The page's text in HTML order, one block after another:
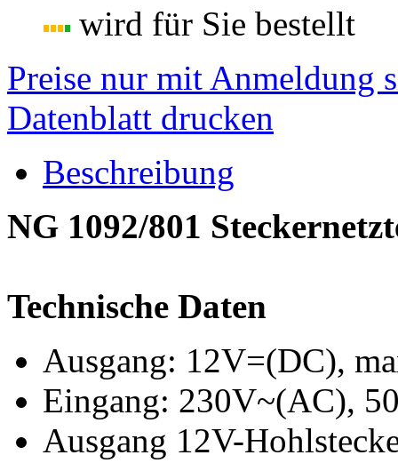
wird für Sie bestellt
Preise nur mit Anmeldung
Datenblatt drucken
Beschreibung
NG 1092/801
Technische Daten
Ausgang: 12V=(DC),
Eingang: 230V~(AC),
Ausgang 12V-